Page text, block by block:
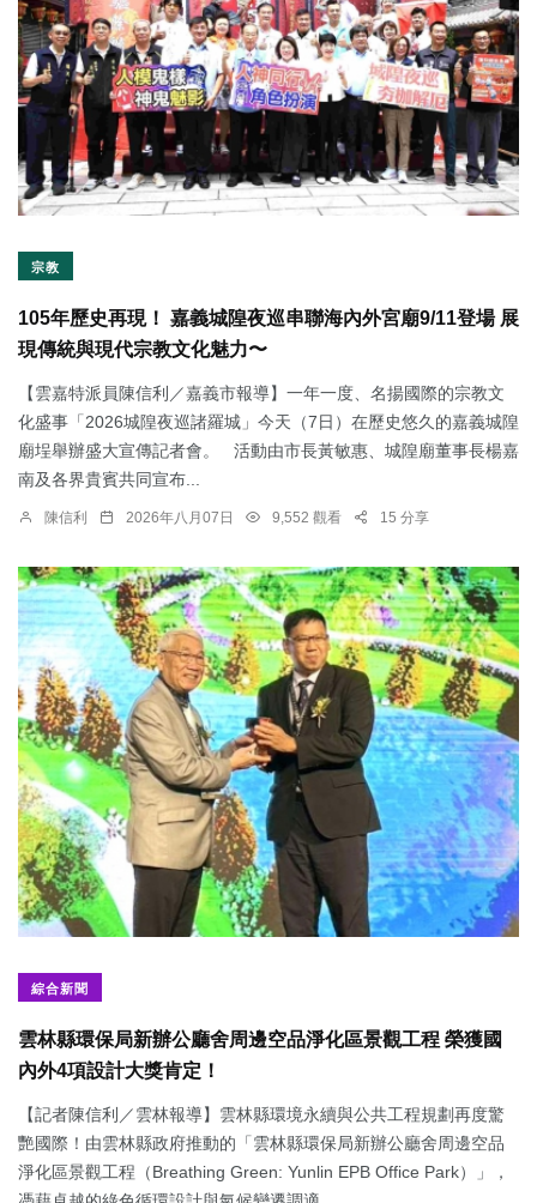
宗教
105年歷史再現！ 嘉義城隍夜巡串聯海內外宮廟9/11登場 展
現傳統與現代宗教文化魅力〜
【雲嘉特派員陳信利／嘉義市報導】一年一度、名揚國際的宗教文
化盛事「2026城隍夜巡諸羅城」今天（7日）在歷史悠久的嘉義城隍
廟埕舉辦盛大宣傳記者會。 活動由市長黃敏惠、城隍廟董事長楊嘉
南及各界貴賓共同宣布...
陳信利 2026年八月07日 9,552 觀看 15 分享
綜合新聞
雲林縣環保局新辦公廳舍周邊空品淨化區景觀工程 榮獲國
內外4項設計大獎肯定！
【記者陳信利／雲林報導】雲林縣環境永續與公共工程規劃再度驚
艷國際！由雲林縣政府推動的「雲林縣環保局新辦公廳舍周邊空品
淨化區景觀工程（Breathing Green: Yunlin EPB Office Park）」，